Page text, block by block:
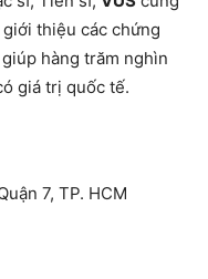
thiệu các chứng
hàng trăm nghìn
giá trị quốc tế.
7, TP. HCM